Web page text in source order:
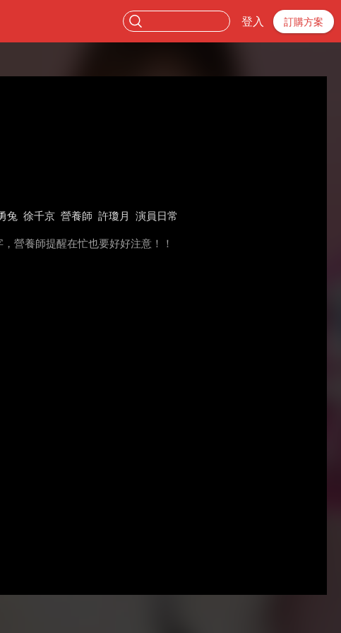
登入 訂購方案
兔 徐千京 營養師 許瓊月 演員日常
營養師提醒在忙也要好好注意！！